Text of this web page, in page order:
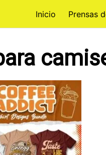
Inicio Prensas